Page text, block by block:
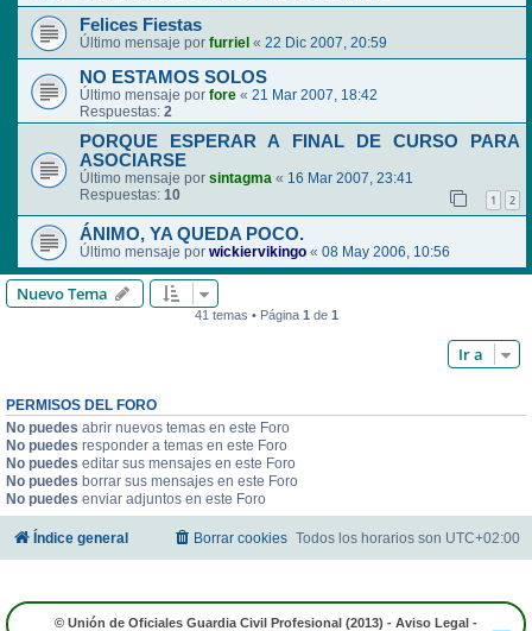
Felices Fiestas
Último mensaje por furriel « 22 Dic 2007, 20:59
NO ESTAMOS SOLOS
Último mensaje por fore « 21 Mar 2007, 18:42
Respuestas: 2
PORQUE ESPERAR A FINAL DE CURSO PARA
ASOCIARSE
Último mensaje por sintagma « 16 Mar 2007, 23:41
Respuestas: 10 1 2
ÁNIMO, YA QUEDA POCO.
Último mensaje por wickiervikingo « 08 May 2006, 10:56
Nuevo Tema
41 temas • Página 1 de 1
Ir a
PERMISOS DEL FORO
No puedes abrir nuevos temas en este Foro
No puedes responder a temas en este Foro
No puedes editar sus mensajes en este Foro
No puedes borrar sus mensajes en este Foro
No puedes enviar adjuntos en este Foro
Índice general Todos los horarios son UTC+02:00
Borrar cookies
© Unión de Oficiales Guardia Civil Profesional (2013) - Aviso Legal -